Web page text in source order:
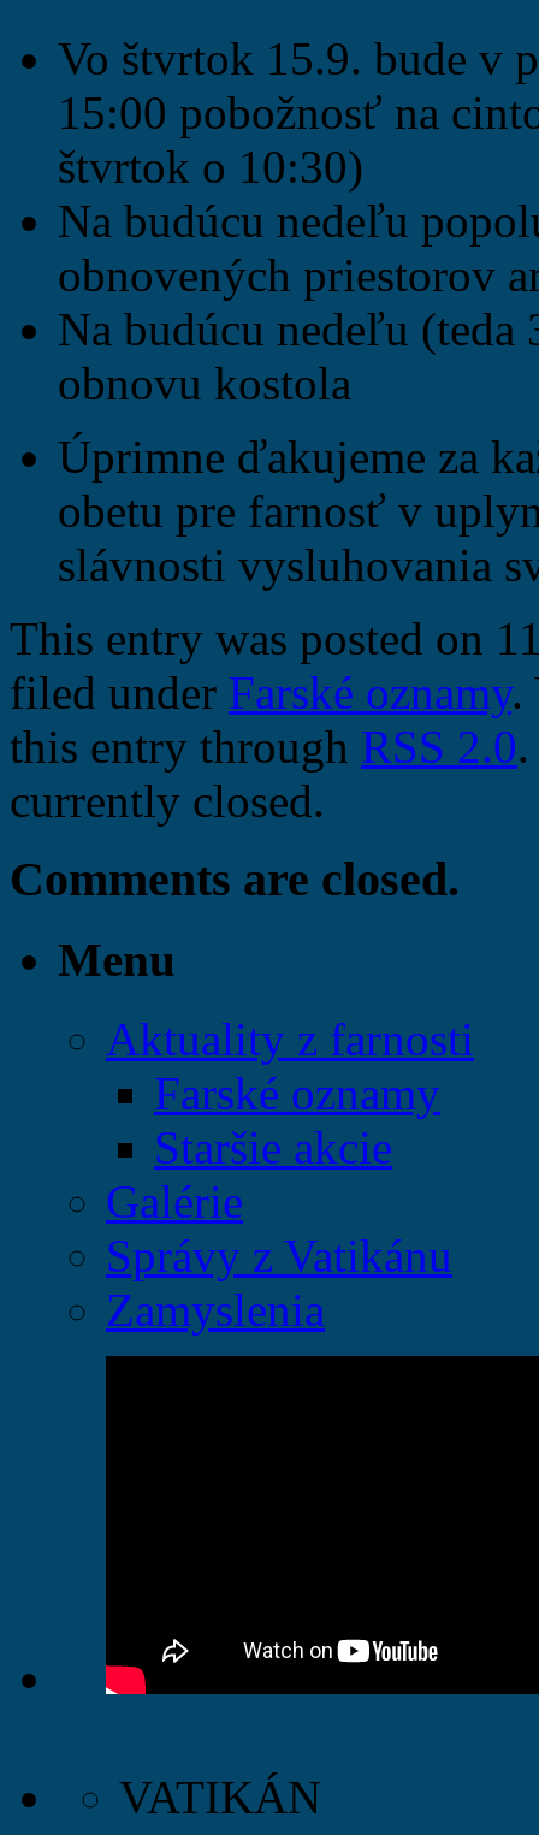
Vo štvrtok 15.9. bude v
15:00 pobožnosť na
štvrtok o 10:30)
Na budúcu nedeľu
obnovených priestorov
Na budúcu nedeľu (teda
obnovu kostola
Úprimne ďakujeme za
obetu pre farnosť v
slávnosti vysluhovania
This entry was posted on
filed under Farské oznamy.
this entry through RSS 2.0
currently closed.
Comments are closed.
Menu
Aktuality z farnosti
Farské oznamy
Staršie akcie
Galérie
Správy z Vatikánu
Zamyslenia
VATIKÁN